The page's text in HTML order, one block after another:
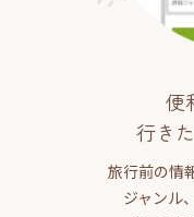
便
行き
旅行前の情
ジャンル